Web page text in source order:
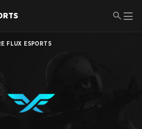
FLUX ESPORTS